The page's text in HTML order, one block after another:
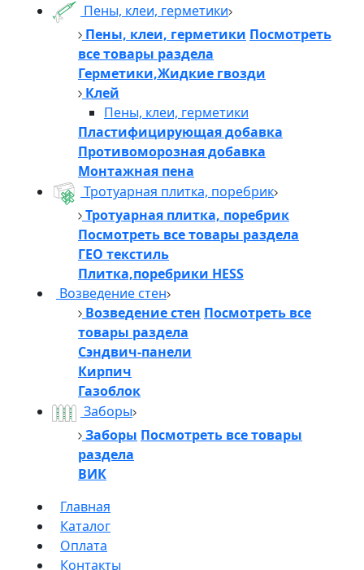
Пены, клеи, герметики
Пены, клеи, герметики Посмотреть
все товары раздела
Герметики,Жидкие гвозди
Клей
Пены, клеи, герметики
Пластифицирующая добавка
Противоморозная добавка
Монтажная пена
Тротуарная плитка, поребрик
Тротуарная плитка, поребрик
Посмотреть все товары раздела
ГЕО текстиль
Плитка,поребрики HESS
Возведение стен
Возведение стен Посмотреть все
товары раздела
Сэндвич-панели
Кирпич
Газоблок
Заборы
Заборы Посмотреть все товары
раздела
ВИК
Главная
Каталог
Оплата
Контакты